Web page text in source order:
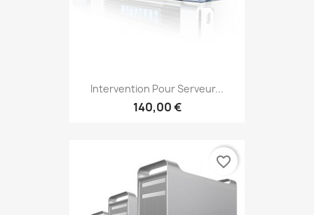
Intervention Pour Serveur...
140,00 €
favorite_border